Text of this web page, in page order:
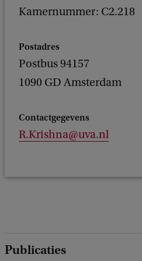
Kamernummer: C2.218
Postadres
Postbus 94157
1090 GD Amsterdam
Contactgegevens
R.Krishna@uva.nl
Publicaties